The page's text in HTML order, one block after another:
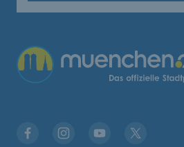
Übergreifende Links